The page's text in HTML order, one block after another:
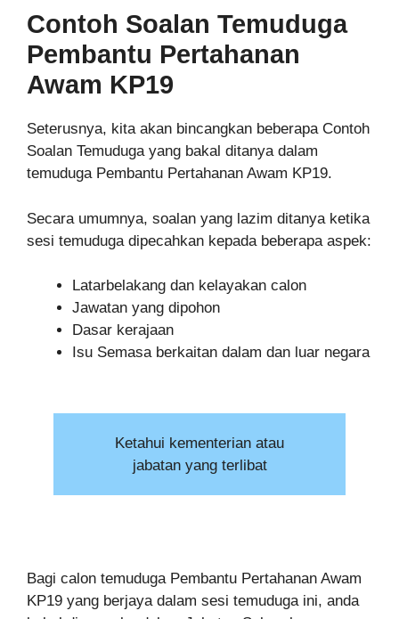
Contoh Soalan Temuduga
Pembantu Pertahanan
Awam KP19
Seterusnya, kita akan bincangkan beberapa Contoh
Soalan Temuduga yang bakal ditanya dalam
temuduga Pembantu Pertahanan Awam KP19.
Secara umumnya, soalan yang lazim ditanya ketika
sesi temuduga dipecahkan kepada beberapa aspek:
Latarbelakang dan kelayakan calon
Jawatan yang dipohon
Dasar kerajaan
Isu Semasa berkaitan dalam dan luar negara
Ketahui kementerian atau
jabatan yang terlibat
Bagi calon temuduga Pembantu Pertahanan Awam
KP19 yang berjaya dalam sesi temuduga ini, anda